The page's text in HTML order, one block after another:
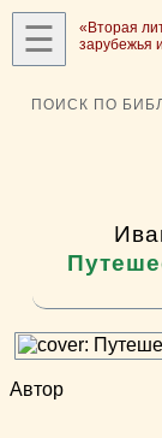
☰
«Вторая
зарубежья
ПОИСК ПО
Автор